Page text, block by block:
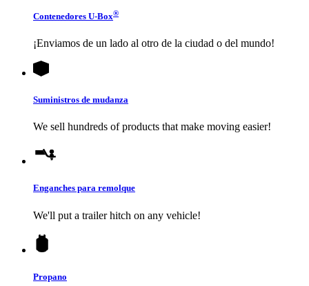
Contenedores U-Box®
¡Enviamos de un lado al otro de la ciudad o del mundo!
Suministros de mudanza
We sell hundreds of products that make moving easier!
Enganches para remolque
We'll put a trailer hitch on any vehicle!
Propano